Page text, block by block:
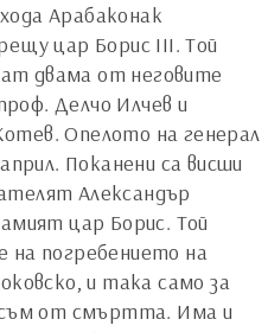
Арабаконак
цар Борис III. Той
двама от неговите
Делчо Илчев и
Опелото на генерал
Поканени са висши
Александър
цар Борис. Той
на погребението на
и така само за
от смъртта. Има и